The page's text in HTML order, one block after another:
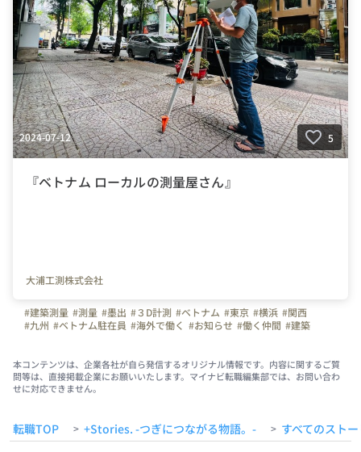
2024-07-12 5
『ベトナム ローカルの測量屋さん』
大浦工測株式会社
#建築測量 #測量 #墨出 #３D計測 #ベトナム #東京 #横浜 #関西
#九州 #ベトナム駐在員 #海外で働く #お知らせ #働く仲間 #建築
本コンテンツは、企業各社が自ら発信するオリジナル情報です。内容に関するご質
問等は、直接掲載企業にお願いいたします。マイナビ転職編集部では、お問い合わ
せに対応できません。
転職TOP > +Stories. -つぎにつながる物語。- > すべてのスト